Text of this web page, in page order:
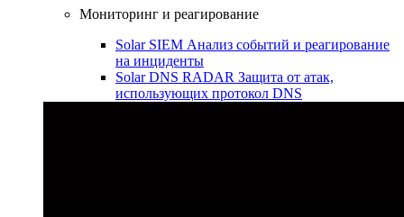
Мониторинг и реагирование
Solar SIEM Анализ событий и реагирование
на инциденты
Solar DNS RADAR Защита от атак,
использующих протокол DNS